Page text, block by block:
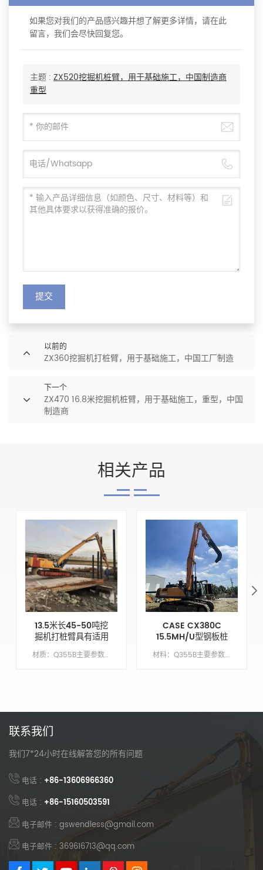
如果您对我们的产品感兴趣并想了解更多详情，请在此
留言，我们会尽快回复您。
主题 : ZX520挖掘机桩臂，用于基础施工，中国制造商
重型
提交
以前的
ZX360挖掘机打桩臂，用于基础施工，中国工厂制造
下一个
ZX470 16.8米挖掘机桩臂，用于基础施工，重型，中国
制造商
相关产品
13.5米长45-50吨挖
掘机打桩臂具有适用
于Cat350的打桩深
度 材质：Q355B主要参数模型CAT350动臂长度9.6M臂长4.2米锤头臂XM手臂油缸类型外贸类型（国外）配重X吨
CASE CX380C
15.5MH/U型钢板桩
围堰驱动臂 材料：Q355B主要参数模型CX380C繁荣长度10.5 米臂长5米臂缸类型外贸类型（外国）配重7吨
联系我们
我们7*24小时在线解答您的所有问题
电话 : +86-13606966360
电话 : +86-15160503591
电子邮件 : gswendless@gmail.com
电子邮件 : 369616713@qq.com